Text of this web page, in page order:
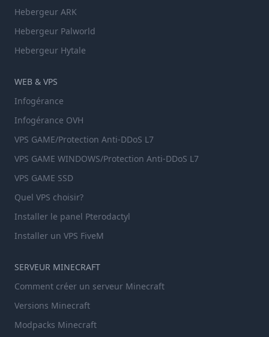
Hebergeur ARK
Hebergeur Palworld
Hebergeur Hytale
WEB & VPS
Infogérance
Infogérance OVH
VPS GAME/Protection Anti-DDoS L7
VPS GAME WINDOWS/Protection Anti-DDoS L7
VPS GAME SSD
Quel VPS choisir?
Installer le panel Pterodactyl
Installer un VPS FiveM
SERVEUR MINECRAFT
Comment créer un serveur Minecraft
Versions Minecraft
Modpacks Minecraft